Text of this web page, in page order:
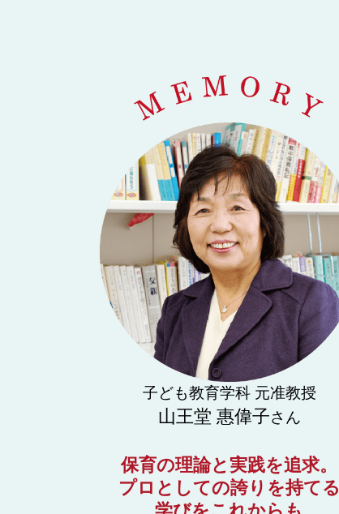
子ども教育学科 元准教授
山王堂 惠偉子さん
保育の理論と実践を追求。
プロとしての誇りを持てる
学びをこれからも